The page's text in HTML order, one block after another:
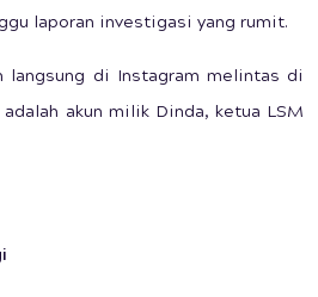
laporan investigasi yang rumit.
langsung di Instagram melintas di
akun milik Dinda, ketua LSM